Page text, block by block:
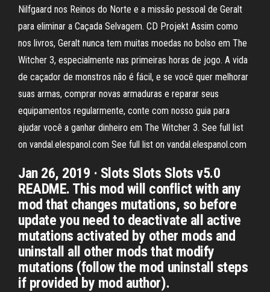
Nilfgaard nos Reinos do Norte e a missão pessoal de Geralt
para eliminar a Caçada Selvagem. CD Projekt Assim como
nos livros, Geralt nunca tem muitas moedas no bolso em The
Witcher 3, especialmente nas primeiras horas de jogo. A vida
de caçador de monstros não é fácil, e se você quer melhorar
suas armas, comprar novas armaduras e reparar seus
equipamentos regularmente, conte com nosso guia para
ajudar você a ganhar dinheiro em The Witcher 3. See full list
on vandal.elespanol.com See full list on vandal.elespanol.com
Jan 26, 2019 · Slots Slots Slots v5.0
README. This mod will conflict with any
mod that changes mutations, so before
update you need to deactivate all active
mutations activated by other mods and
uninstall all other mods that modify
mutations (follow the mod uninstall steps
if provided by mod author).